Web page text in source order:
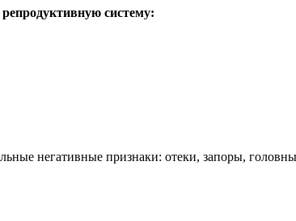
систему:
негативные признаки: отеки, запоры,